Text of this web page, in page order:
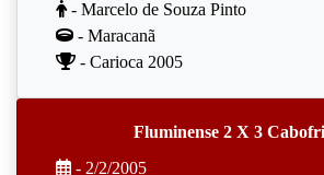
- Marcelo de Souza Pinto
- Maracanã
- Carioca 2005
Fluminense 2 X 3
- 2/2/2005